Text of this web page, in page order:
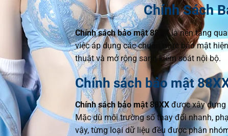
Chính Sách
Chính sách bảo mật 88XXlà nền tảng
việc áp dụng các chuẩn mực bảo mật
thuật và mở rộng sang kiểm soát nội bộ.
Chính sách bảo mật
Chính sách bảo mật 88XX được xây dựng
Mặc dù môi trường số thay đổi nhanh,
vậy, từng loại dữ liệu đều được phân